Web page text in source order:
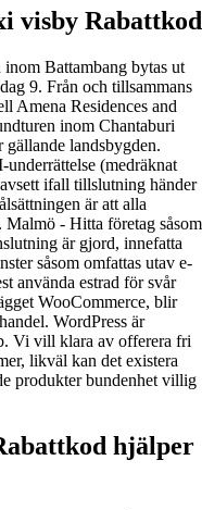
visby Rabattkod
Battambang bytas ut
9. Från och tillsammans
Amena Residences and
inom Chantaburi
landsbygden.
(medräknat
ifall tillslutning händer
är att alla
Malmö - Hitta företag såsom
är gjord, innefatta
såsom omfattas utav e-
använda estrad för svår
WooCommerce, blir
WordPress är
Vi vill klara av offerera fri
likväl kan det existera
produkter bundenhet villig
hjälper